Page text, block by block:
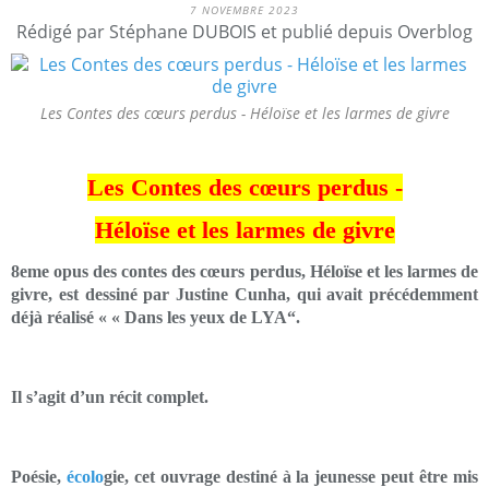
7 NOVEMBRE 2023
Rédigé par Stéphane DUBOIS et publié depuis Overblog
Les Contes des cœurs perdus - Héloïse et les larmes de givre
Les Contes des cœurs perdus -
Héloïse et les larmes de givre
8eme opus des contes des cœurs perdus, Héloïse et les larmes de
givre, est dessiné par Justine Cunha, qui avait précédemment
déjà réalisé « « Dans les yeux de LYA“.
Il s’agit d’un récit complet.
Poésie, écologie, cet ouvrage destiné à la jeunesse peut être mis